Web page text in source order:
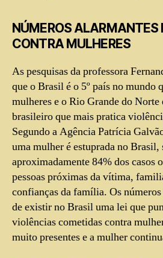
NÚMEROS
CONTRA MULHERES
As pesquisas da professora
que o Brasil é o 5º país no mundo
mulheres e o Rio Grande do Norte
brasileiro que mais pratica
Segundo a Agência Patrícia
uma mulher é estuprada no Brasil,
aproximadamente 84% dos casos
pessoas próximas da vítima,
confianças da família. Os
de existir no Brasil uma lei que
violências cometidas contra
muito presentes e a mulher